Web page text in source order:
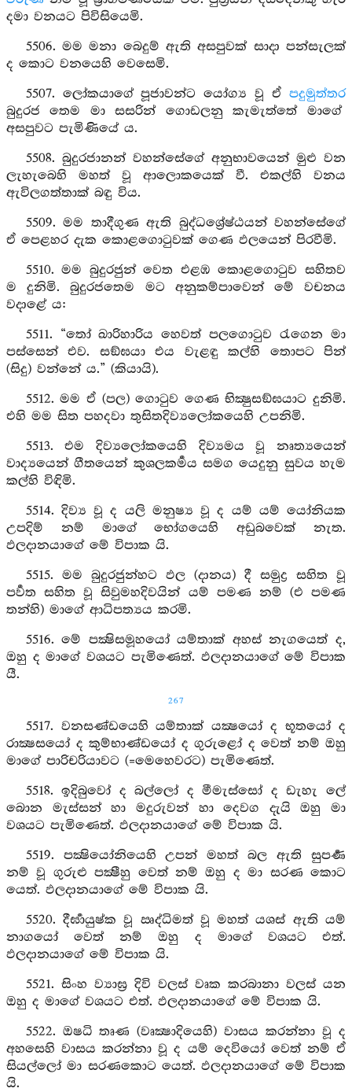
දමා වනයට පිවිසියෙමි.
5506. මම මනා බෙදුම් ඇති අසපුවක් සාදා පන්සැලක්
ද කොට වනයෙහි වෙසෙමි.
5507. ලෝකයාගේ පූජාවන්ට යෝග්‍ය වූ ඒ පදුමුත්තර
බුදුරජ තෙම මා සසරින් ගොඩලනු කැමැත්තේ මාගේ
අසපුවට පැමිණියේ ය.
5508. බුදුරජානන් වහන්සේගේ අනුභාවයෙන් මුළු වන
ලැහැබෙහි මහත් වූ ආලොකයෙක් වී. එකල්හි වනය
ඇවිලගත්තාක් බඳු විය.
5509. මම තාදීගුණ ඇති බුද්ධශ්‍රේෂ්ඨයන් වහන්සේගේ
ඒ පෙළහර දැක කොළගොටුවක් ගෙණ ඵලයෙන් පිරවීමි.
5510. මම බුදුරජුන් වෙත එළඹ කොළගොටුව සහිතව
ම දුනිමි. බුදුරජතෙම මට අනුකම්පාවෙන් මේ වචනය
වදාළේ ය:
5511. “තෝ ඛාරිහාරිය හෙවත් පලගොටුව රැගෙන මා
පස්සෙන් එව. සඞ්ඝයා එය වැළඳු කල්හි තොපට පින්
(සිදු) වන්නේ ය.” (කියායි).
5512. මම ඒ (පල) ගොටුව ගෙණ භික්‍ෂුසඞ්ඝයාට දුනිමි.
එහි මම සිත පහදවා තුසිතදිව්‍යලෝකයෙහි උපනිමි.
5513. එම දිව්‍යලෝකයෙහි දිව්‍යමය වූ නෘත්‍යයෙන්
වාද්‍යයෙන් ගීතයෙන් කුශලකර්‍මය සමග යෙදුනු සුවය හැම
කල්හි විඳිමි.
5514. දිව්‍ය වූ ද යලි මනුෂ්‍ය වූ ද යම් යම් යෝනියක
උපදිම් නම් මාගේ භෝගයෙහි අඩුබවෙක් නැත.
ඵලදානයාගේ මේ විපාක යි.
5515. මම බුදුරජුන්හට ඵල (දානය) දී සමුද්‍ර සහිත වූ
පර්‍වත සහිත වූ සිවුමහදිවයින් යම් පමණ නම් (එ පමණ
තන්හි) මාගේ ආධිපත්‍යය කරමි.
5516. මේ පක්‍ෂිසමූහයෝ යම්තාක් අහස් නැගයෙත් ද,
ඔහු ද මාගේ වශයට පැමිණෙත්. ඵලදානයාගේ මේ විපාක
යී.
267
5517. වනසණ්ඩයෙහි යම්තාක් යක්‍ෂයෝ ද භූතයෝ ද
රාක්‍ෂසයෝ ද කුම්භාණ්ඩයෝ ද ගුරුළෝ ද වෙත් නම් ඔහු
මාගේ පාරිචරියාවට (=මෙහෙවරට) පැමිණෙත්.
5518. ඉදිබුවෝ ද බල්ලෝ ද මීමැස්සෝ ද ඩැහැ ලේ
බොන මැස්සන් හා මදුරුවන් හා දෙවග දැයි ඔහු මා
වශයට පැමිණෙත්. ඵලදානයාගේ මේ විපාක යි.
5519. පක්‍ෂියෝනියෙහි උපන් මහත් බල ඇති සුපර්‍ණ
නම් වූ ගුරුළු පක්‍ෂීහු වෙත් නම් ඔහු ද මා සරණ කොට
යෙත්. ඵලදානයාගේ මේ විපාක යි.
5520. දීර්‍ඝායුෂ්ක වූ ඍද්ධිමත් වූ මහත් යශස් ඇති යම්
නාගයෝ වෙත් නම් ඔහු ද මාගේ වශයට එත්.
ඵලදානයාගේ මේ විපාක යි.
5521. සිංහ ව්‍යාඝ්‍ර දිවි වලස් වෘක කරබානා වලස් යන
ඔහු ද මාගේ වශයට එත්. ඵලදානයාගේ මේ විපාක යි.
5522. ඔෂධි තෘණ (වෘක්‍ෂාදියෙහි) වාසය කරන්නා වූ ද
අහසෙහි වාසය කරන්නා වූ ද යම් දෙවියෝ වෙත් නම් ඒ
සියල්ලෝ මා සරණකොට යෙත්. ඵලදානයාගේ මේ විපාක
යි.